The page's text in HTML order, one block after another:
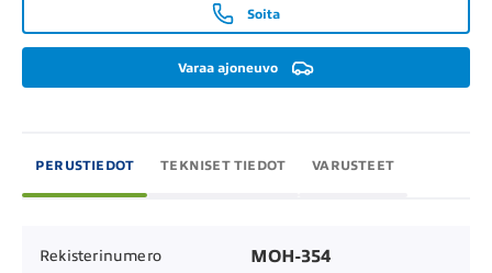
Soita
Varaa ajoneuvo
PERUSTIEDOT TEKNISET TIEDOT VARUSTEET
Rekisterinumero MOH-354